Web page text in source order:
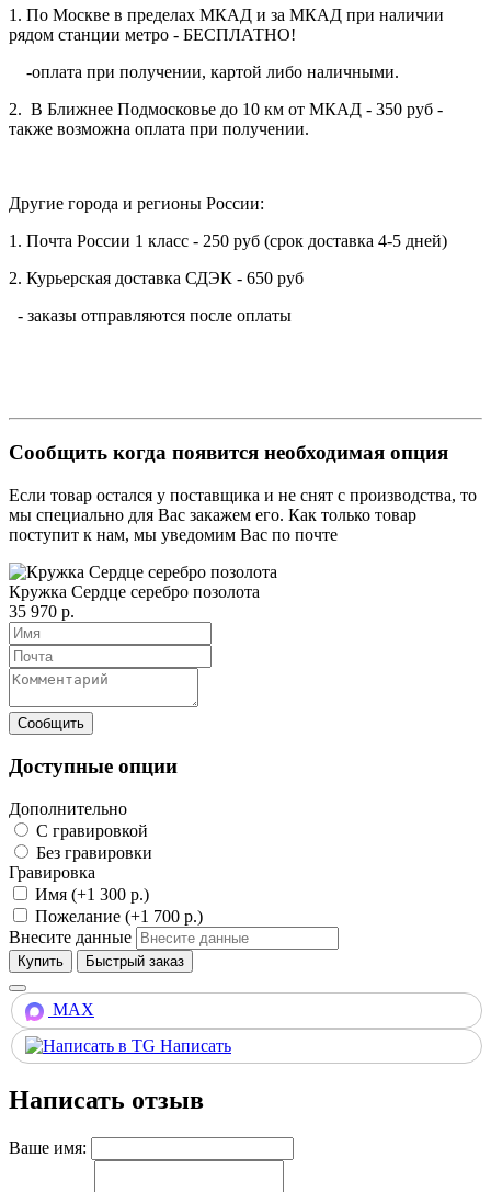
1. По Москве в пределах МКАД и за МКАД при наличии
рядом станции метро - БЕСПЛАТНО!
-оплата при получении, картой либо наличными.
2. В Ближнее Подмосковье до 10 км от МКАД - 350 руб -
также возможна оплата при получении.
Другие города и регионы России:
1. Почта России 1 класс - 250 руб (срок доставка 4-5 дней)
2. Курьерская доставка СДЭК - 650 руб
- заказы отправляются после оплаты
Сообщить когда появится необходимая опция
Если товар остался у поставщика и не снят с производства, то
мы специально для Вас закажем его. Как только товар
поступит к нам, мы уведомим Вас по почте
Кружка Сердце серебро позолота
35 970 р.
Доступные опции
Дополнительно
С гравировкой
Без гравировки
Гравировка
Имя (+1 300 р.)
Пожелание (+1 700 р.)
Внесите данные
Купить
MAX
Написать
Написать отзыв
Ваше имя: